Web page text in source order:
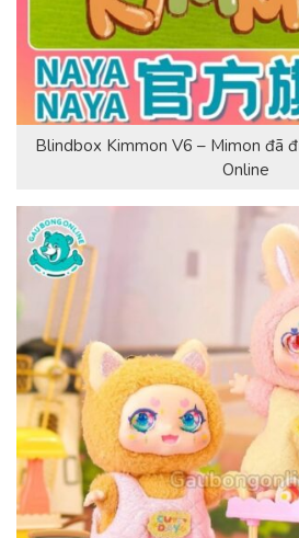
Blindbox Kimmon V6 – Mimon đã
Online